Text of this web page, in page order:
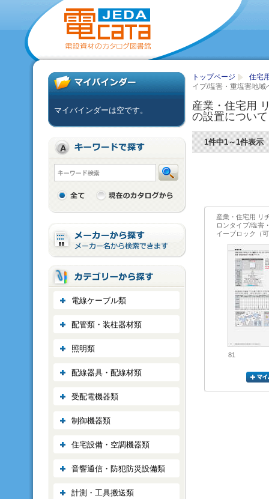
トップページ
住宅
イプ/塩害・重塩害地域
産業・住宅用
の設置について
1件中1～1件表示
産業・住宅用 リ
ロンタイプ/塩害
イーブロック（
81
マイバインダーは空です。
電線ケーブル類
配管類・装柱器材類
照明類
配線器具・配線材類
受配電機器類
制御機器類
住宅設備・空調機器類
音響通信・防犯防災設備類
計測・工具搬送類